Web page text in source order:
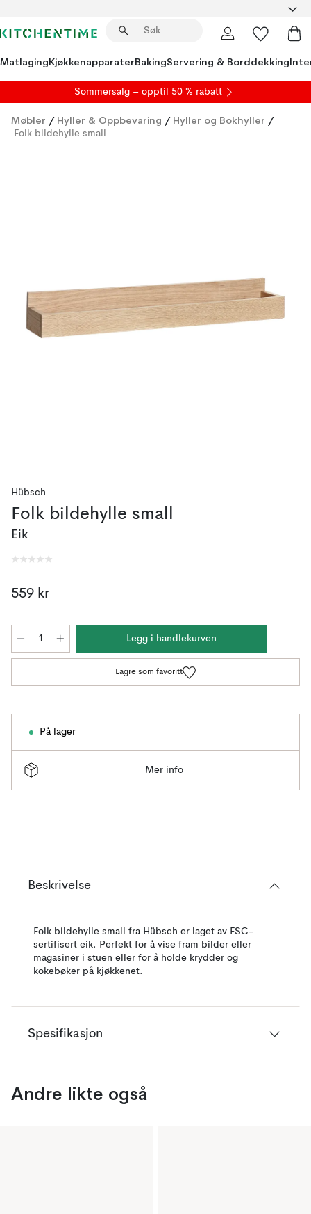
MatlagingKjøkkenapparaterBakingServering & Borddekking
Sommersalg – opptil 50 % rabatt
Møbler / Hyller & Oppbevaring / Hyller og Bokhyller /
Folk bildehylle small
Hübsch
Folk bildehylle small
Eik
559 kr
Legg i handlekurven
Lagre som favoritt
På lager
Mer info
Beskrivelse
Folk bildehylle small fra Hübsch er laget av FSC-
sertifisert eik. Perfekt for å vise fram bilder eller
magasiner i stuen eller for å holde krydder og
kokebøker på kjøkkenet.
Spesifikasjon
Andre likte også